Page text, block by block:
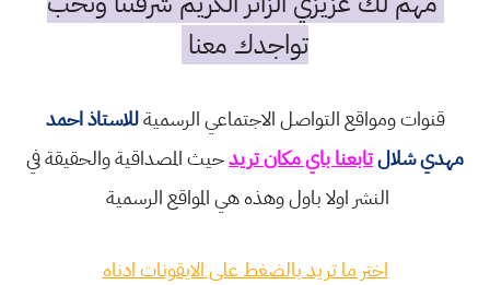
تواجدك معنا
قنوات ومواقع التواصل الاجتماعي الرسميةللاستاذ احمد
مهدي شلالتابعنا باي مكان تريدحيث المصداقية والحقيقة في
النشر اولا باول وهذه هي المواقع الرسمية
اختر ما تريد بالضغط على الايقونات ادناه